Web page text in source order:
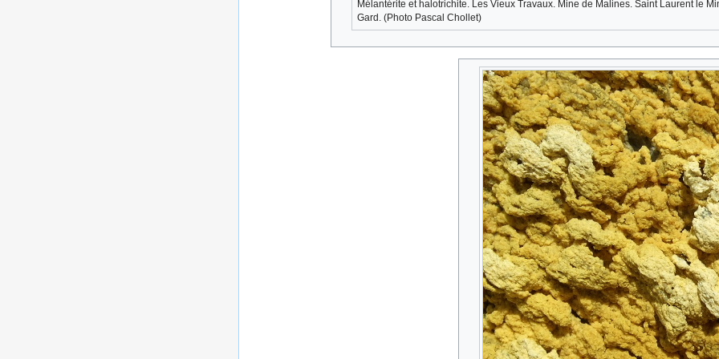
Mélantérite et halotrichite. Les Vieux Travaux. Mine de Malines. Saint Laurent le
Gard. (Photo Pascal Chollet)